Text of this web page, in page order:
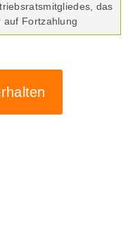
das
auf Fortzahlung